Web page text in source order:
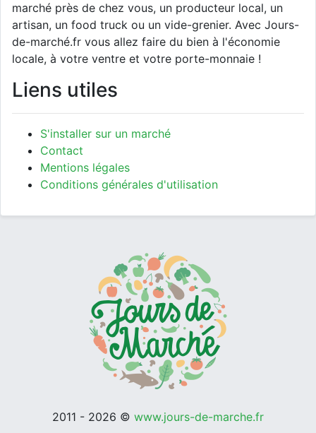
marché près de chez vous, un producteur local, un
artisan, un food truck ou un vide-grenier. Avec Jours-
de-marché.fr vous allez faire du bien à l'économie
locale, à votre ventre et votre porte-monnaie !
Liens utiles
S'installer sur un marché
Contact
Mentions légales
Conditions générales d'utilisation
2011 - 2026 © www.jours-de-marche.fr